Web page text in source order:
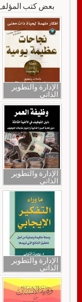
بعض كتب
الإدارة والتطوير
الذاتي
الإدارة والتطوير
الذاتي
الإدارة والتطوير
الذاتي